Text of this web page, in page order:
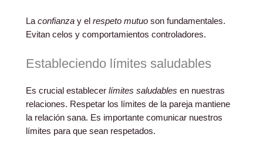
La confianza y el respeto mutuo son fundamentales.
Evitan celos y comportamientos controladores.
Estableciendo límites saludables
Es crucial establecer límites saludables en nuestras
relaciones. Respetar los límites de la pareja mantiene
la relación sana. Es importante comunicar nuestros
límites para que sean respetados.